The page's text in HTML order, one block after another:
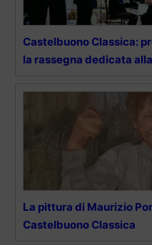
Castelbuono Classica:
la rassegna dedicata
La pittura di Maurizio
Castelbuono Classica